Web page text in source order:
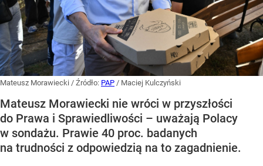
Mateusz Morawiecki / Źródło: PAP / Maciej Kulczyński
Mateusz Morawiecki nie wróci w przyszłości
do Prawa i Sprawiedliwości – uważają Polacy
w sondażu. Prawie 40 proc. badanych
na trudności z odpowiedzią na to zagadnienie.